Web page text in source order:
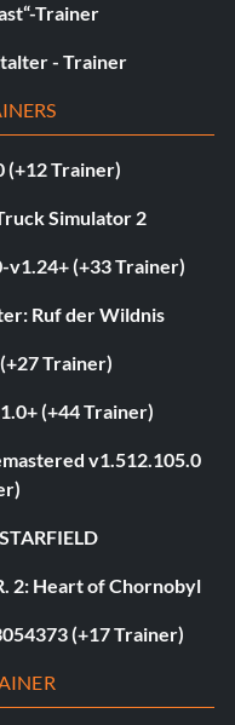
Trainer
- Trainer
(+12 Trainer)
Simulator 2
v1.24+ (+33 Trainer)
Ruf der Wildnis
Trainer)
(+44 Trainer)
v1.512.105.0
2: Heart of Chornobyl
(+17 Trainer)